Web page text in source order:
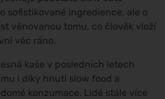
sofistikované ingredience, ale o
věnovanou tomu, co člověk vloží
věc ráno.
kaše v posledních letech
i díky hnutí slow food a
konzumace. Lidé stále více